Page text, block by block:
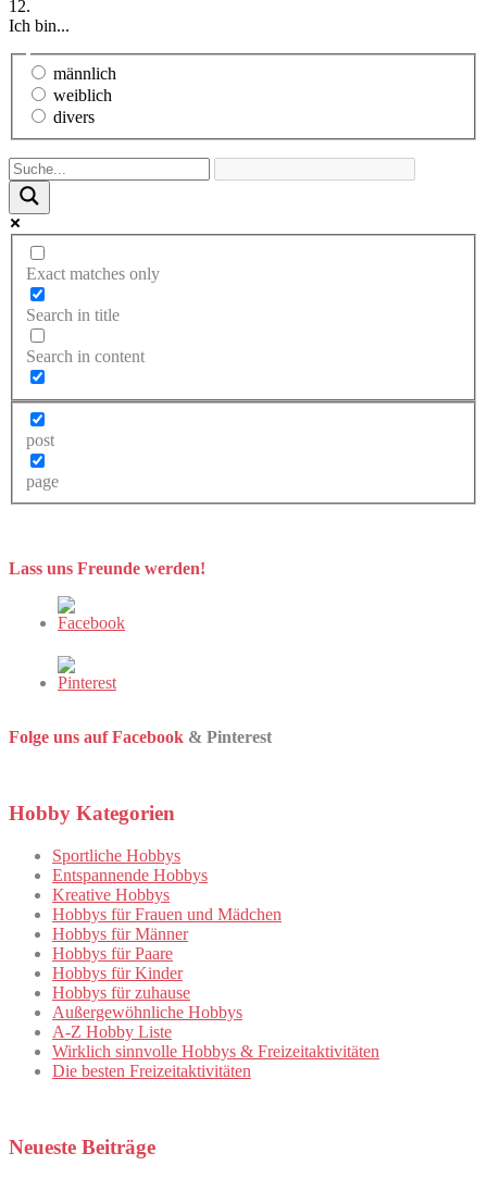
12.
Ich bin...
männlich
weiblich
divers
Exact matches only
Search in title
Search in content
post
page
Lass uns Freunde werden!
Folge uns auf Facebook & Pinterest
Hobby Kategorien
Sportliche Hobbys
Entspannende Hobbys
Kreative Hobbys
Hobbys für Frauen und Mädchen
Hobbys für Männer
Hobbys für Paare
Hobbys für Kinder
Hobbys für zuhause
Außergewöhnliche Hobbys
A-Z Hobby Liste
Wirklich sinnvolle Hobbys & Freizeitaktivitäten
Die besten Freizeitaktivitäten
Neueste Beiträge